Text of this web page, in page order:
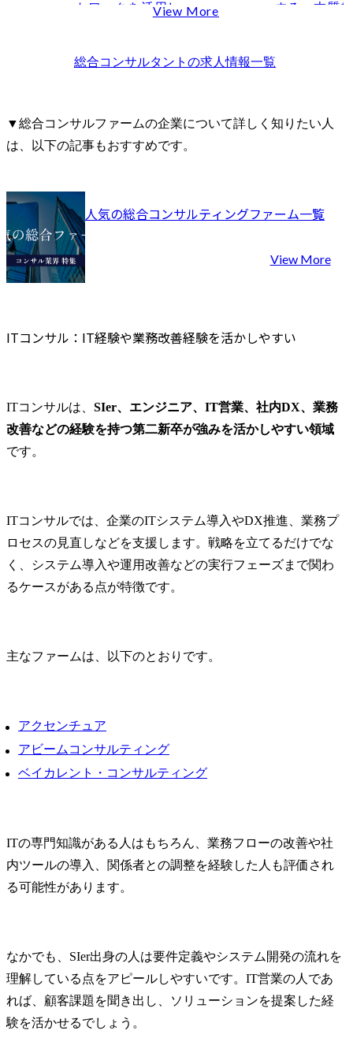
ットワークを活用し、ク
業務改革・デジタル活
プロジェクトテーマは事
業戦略、DX戦略、業務改
界を問わず幅広い経営課
題に携わることができま
す。
また、生成AIをはじめと
する先進テクノロジーを
積極的に活用し、リサー
戦略提言にとどまらず、
の特徴です。
案・評価・提言資料の作
成
・生成AI等のデジタルツ
ールを活用した調査・分
析・資料作成の高度化・
理とクライアントとのコ
ミュニケーション
ティング力の底上げ
View More
する、本質
伴い、コン
製造業、流
上げ、業務
織・人
総合コンサルタント の求人情報一覧
▼総合コンサルファームの企業について詳しく知りたい人
は、以下の記事もおすすめです。
人気の総合コンサルティングファーム一覧
View More
ITコンサル：IT経験や業務改善経験を活かしやすい
ITコンサルは、 SIer、エンジニア、IT営業、社内DX、業務
改善などの経験を持つ第二新卒が強みを活かしやすい領域
です。
ITコンサルでは、企業のITシステム導入やDX推進、業務プ
ロセスの見直しなどを支援します。戦略を立てるだけでな
く、システム導入や運用改善などの実行フェーズまで関わ
るケースがある点が特徴です。
主なファームは、以下のとおりです。
アクセンチュア
アビームコンサルティング
ベイカレント・コンサルティング
ITの専門知識がある人はもちろん、業務フローの改善や社
内ツールの導入、関係者との調整を経験した人も評価され
る可能性があります。
なかでも、SIer出身の人は要件定義やシステム開発の流れを
理解している点をアピールしやすいです。IT営業の人であ
れば、顧客課題を聞き出し、ソリューションを提案した経
験を活かせるでしょう。